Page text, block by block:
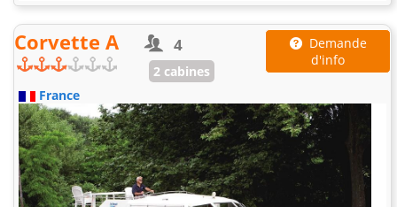
Corvette A 4
2 cabines
Demande
d'info
France